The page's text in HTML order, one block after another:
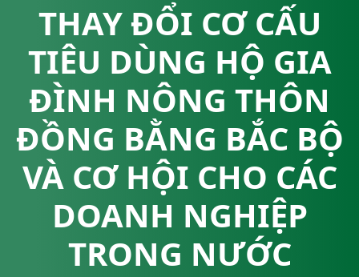
THAY ĐỔI CƠ CẤU
TIÊU DÙNG HỘ GIA
ĐÌNH NÔNG THÔN
ĐỒNG BẰNG BẮC BỘ
VÀ CƠ HỘI CHO CÁC
DOANH NGHIỆP
TRONG NƯỚC